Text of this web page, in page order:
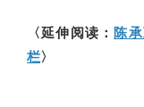
〈延伸阅读：陈
栏〉